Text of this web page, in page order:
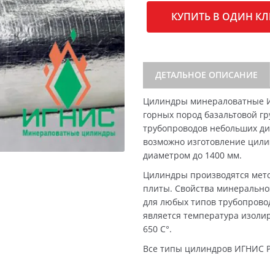
КУПИТЬ В ОДИН
ДЕТАЛЬНОЕ ОПИСАНИЕ
Цилиндры минераловатные
горных пород базальтовой
трубопроводов небольших
возможно изготовление
диаметром до 1400 мм.
Цилиндры производятся
плиты. Свойства
для любых типов
является температура
650 C°.
Все типы цилиндров ИГНИС